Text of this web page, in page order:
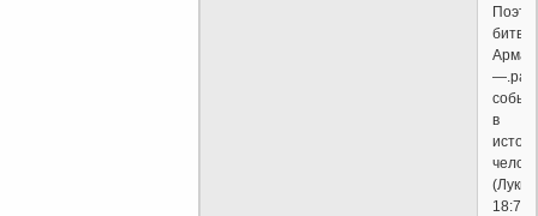
битва
в
(Луки
18:7,